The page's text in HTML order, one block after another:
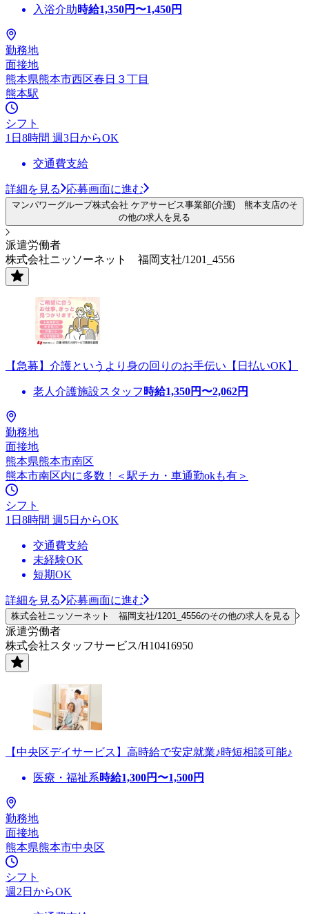
入浴介助時給1,350円〜1,450円
勤務地
面接地
熊本県熊本市西区春日３丁目
熊本駅
シフト
1日8時間 週3日からOK
交通費支給
詳細を見る 応募画面に進む
マンパワーグループ株式会社 ケアサービス事業部(介護) 熊本支店のそ
の他の求人を見る
派遣労働者
株式会社ニッソーネット 福岡支社/1201_4556
【急募】介護というより身の回りのお手伝い【日払いOK】
老人介護施設スタッフ 時給1,350円〜2,062円
勤務地
面接地
熊本県熊本市南区
熊本市南区内に多数！＜駅チカ・車通勤okも有＞
シフト
1日8時間 週5日からOK
交通費支給
未経験OK
短期OK
詳細を見る 応募画面に進む
株式会社ニッソーネット 福岡支社/1201_4556のその他の求人を見る
派遣労働者
株式会社スタッフサービス/H10416950
【中央区デイサービス】高時給で安定就業♪時短相談可能♪
医療・福祉系時給1,300円〜1,500円
勤務地
面接地
熊本県熊本市中央区
シフト
週2日からOK